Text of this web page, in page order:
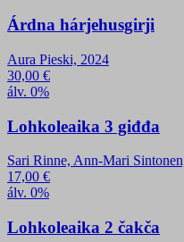
Árdna hárjehusgirji
Aura Pieski, 2024
30,00 €
álv. 0%
Lohkoleaika 3 giđđa
Sari Rinne, Ann-Mari
17,00 €
álv. 0%
Lohkoleaika 2 čakča